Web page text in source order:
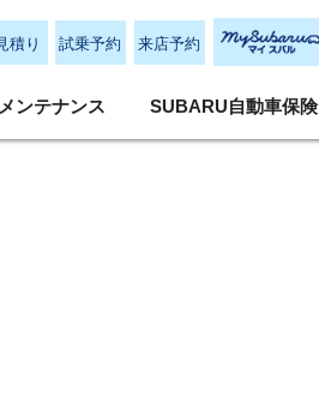
積り 試乗予約 来店予約
ンテナンス SUBARU自動車保険